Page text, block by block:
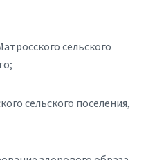
сельского
сельского поселения,